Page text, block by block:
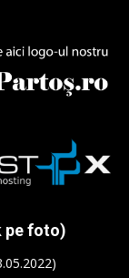
pe foto)